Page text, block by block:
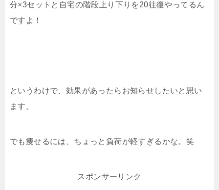
分×3セットと自宅の階段上り下りを20往復やってるん
ですよ！
というわけで、効果があったらお知らせしたいと思い
ます。
でも痩せるには、ちょっと負荷が軽すぎるかな。笑
スポンサーリンク